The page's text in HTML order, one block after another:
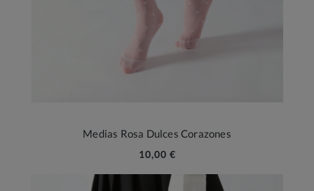
Medias Rosa Dulces Corazones
10,00 €